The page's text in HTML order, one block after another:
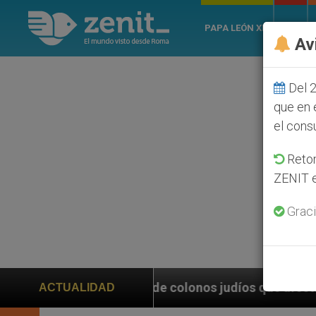
PAPA LEÓN XIV
ACTUALIDAD
de colonos judíos que afecta a cristianos (y no
Del
que en
el
ZENIT